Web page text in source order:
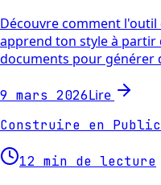
Découvre comment l'outil
apprend ton style à partir
documents pour générer
9 mars 2026Lire
Construire en Public
12 min de lecture